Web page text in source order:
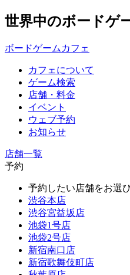
世界中のボードゲ
ボードゲームカフェ
カフェについて
ゲーム検索
店舗・料金
イベント
ウェブ予約
お知らせ
店舗一覧
予約
予約したい店舗をお選
渋谷本店
渋谷宮益坂店
池袋1号店
池袋2号店
新宿南口店
新宿歌舞伎町店